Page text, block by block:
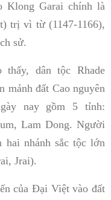
Klong Garai chính là
trị vì từ (1147-1166),
sử.
dân tộc Rhade
mảnh đất Cao nguyên
nay gồm 5 tỉnh:
Lam Dong. Người
hai nhánh sắc tộc lớn
Jrai).
của Đại Việt vào đất